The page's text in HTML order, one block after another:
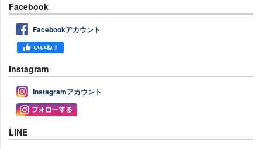
Facebook
Facebookアカウント
Instagram
Instagramアカウント
LINE